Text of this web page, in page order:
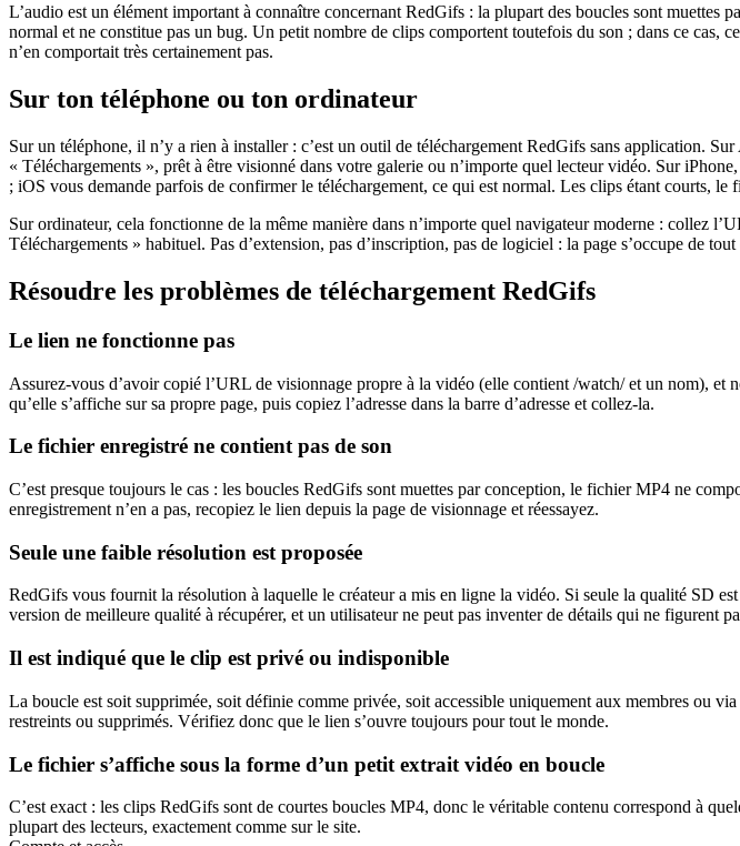
L’audio est un élément important à connaître concernant RedGifs : la plupart des boucles sont
normal et ne constitue pas un bug. Un petit nombre de clips comportent toutefois du son ; dans ce cas,
n’en comportait très certainement pas.
Sur ton téléphone ou ton ordinateur
Sur un téléphone, il n’y a rien à installer : c’est un outil de téléchargement RedGifs sans application.
« Téléchargements », prêt à être visionné dans votre galerie ou n’importe quel lecteur vidéo. Sur
; iOS vous demande parfois de confirmer le téléchargement, ce qui est normal. Les clips étant courts,
Sur ordinateur, cela fonctionne de la même manière dans n’importe quel navigateur moderne : collez
Téléchargements » habituel. Pas d’extension, pas d’inscription, pas de logiciel : la page s’occupe de
Résoudre les problèmes de téléchargement RedGifs
Le lien ne fonctionne pas
Assurez-vous d’avoir copié l’URL de visionnage propre à la vidéo (elle contient /watch/ et un nom),
qu’elle s’affiche sur sa propre page, puis copiez l’adresse dans la barre d’adresse et collez-la.
Le fichier enregistré ne contient pas de son
C’est presque toujours le cas : les boucles RedGifs sont muettes par conception, le fichier MP4 ne
enregistrement n’en a pas, recopiez le lien depuis la page de visionnage et réessayez.
Seule une faible résolution est proposée
RedGifs vous fournit la résolution à laquelle le créateur a mis en ligne la vidéo. Si seule la qualité SD
version de meilleure qualité à récupérer, et un utilisateur ne peut pas inventer de détails qui ne figurent
Il est indiqué que le clip est privé ou indisponible
La boucle est soit supprimée, soit définie comme privée, soit accessible uniquement aux membres ou
restreints ou supprimés. Vérifiez donc que le lien s’ouvre toujours pour tout le monde.
Le fichier s’affiche sous la forme d’un petit extrait vidéo en boucle
C’est exact : les clips RedGifs sont de courtes boucles MP4, donc le véritable contenu correspond à
plupart des lecteurs, exactement comme sur le site.